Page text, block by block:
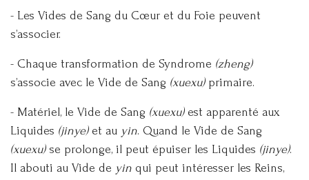
- Les Vides de Sang du Cœur et du Foie peuvent
s’associer.
- Chaque transformation de Syndrome (zheng)
s’associe avec le Vide de Sang (xuexu)primaire.
- Matériel, le Vide de Sang (xuexu)est apparenté aux
Liquides (jinye)et au yin. Quand le Vide de Sang
(xuexu)se prolonge, il peut épuiser les Liquides (jinye).
Il abouti au Vide de yin qui peut intéresser les Reins,